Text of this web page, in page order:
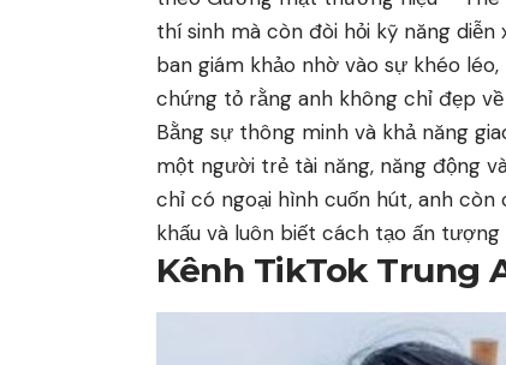
thí sinh mà còn đòi hỏi kỹ năng
ban giám khảo nhờ vào sự khéo
chứng tỏ rằng anh không chỉ đẹp
Bằng sự thông minh và khả năng
một người trẻ tài năng, năng động
chỉ có ngoại hình cuốn hút, anh
khấu và luôn biết cách tạo ấn tượng
Kênh TikTok Trung